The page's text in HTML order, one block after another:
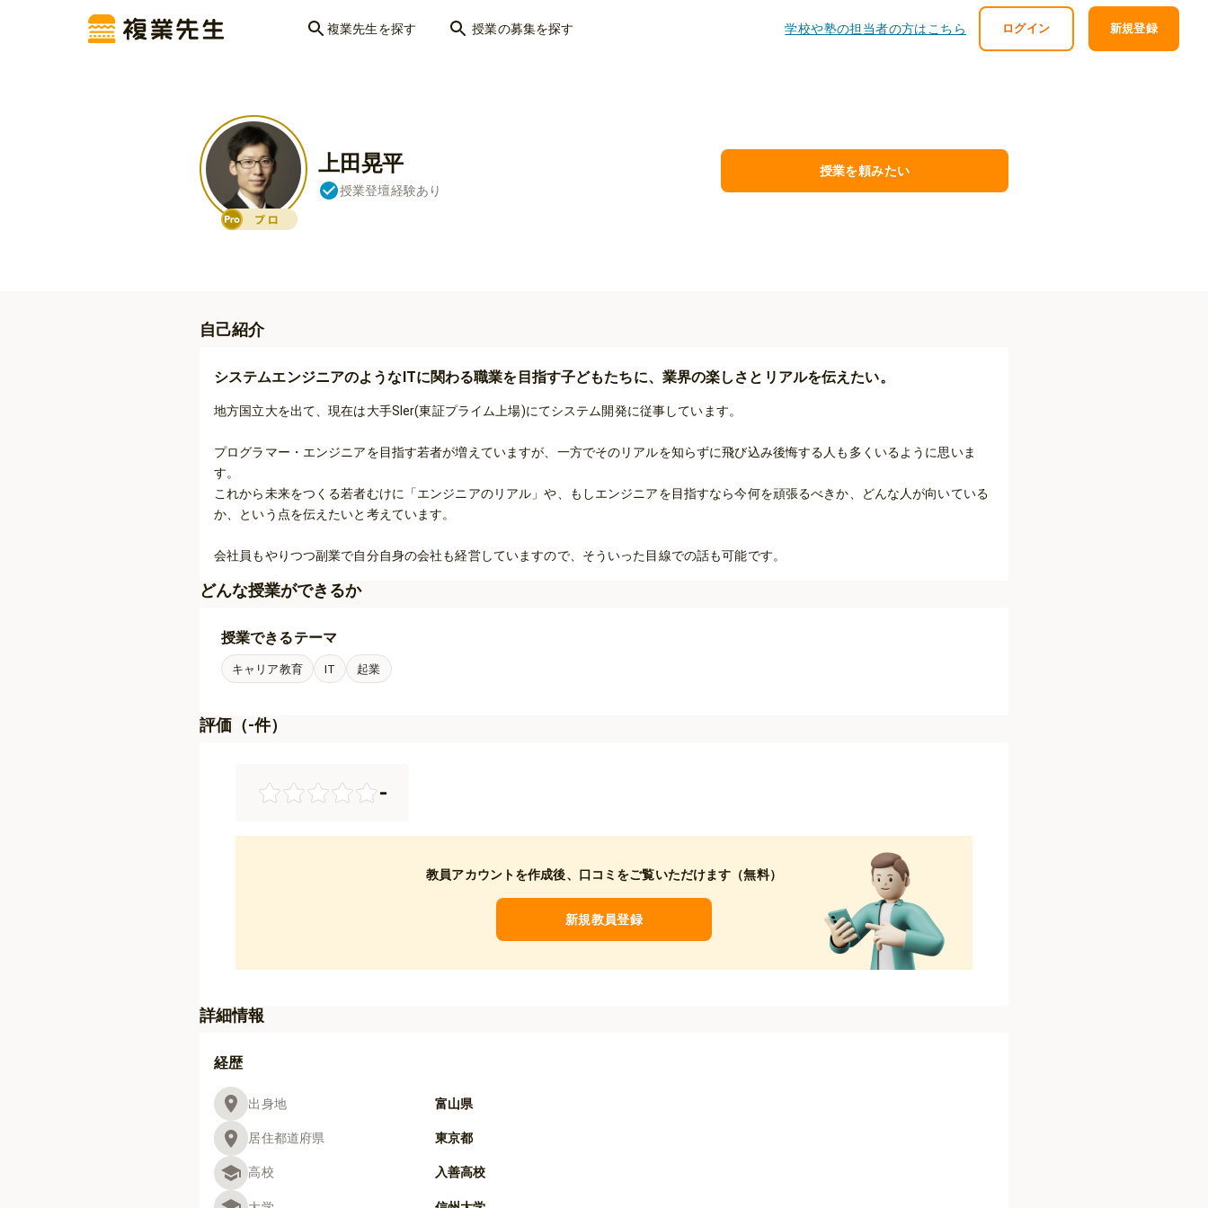
複業先生を探す 授業の募集を探す 学校や塾の担当者の方はこちら ログイン 新規登録
上田晃平
授業登壇経験あり
授業を頼みたい
自己紹介
システムエンジニアのようなITに関わる職業を目指す子どもたちに、業界の楽しさとリアルを伝えたい。
地方国立大を出て、現在は大手SIer(東証プライム上場)にてシステム開発に従事しています。
プログラマー・エンジニアを目指す若者が増えていますが、一方でそのリアルを知らずに飛び込み後悔する人も多くいるように思いま
す。
これから未来をつくる若者むけに「エンジニアのリアル」や、もしエンジニアを目指すなら今何を頑張るべきか、どんな人が向いている
か、という点を伝えたいと考えています。
どんな授業ができるか
授業できるテーマ
キャリア教育 IT 起業
評価（-件）
-
教員アカウントを作成後、 口コミをご覧いただけます（無料）
新規教員登録
詳細情報
経歴
出身地 富山県
居住都道府県 東京都
高校 入善高校